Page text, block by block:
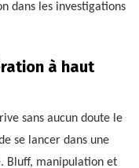
dans les investigations
à haut
sans aucun doute le
se lancer dans une
Bluff, manipulation et